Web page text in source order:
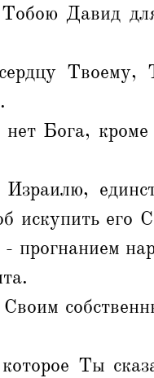
Давид
Твоему,
Бога,
искупить его
Ты